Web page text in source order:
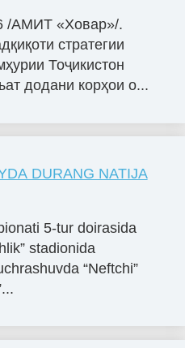
/АМИТ «Ховар»/.
стратегии
Тоҷикистон
додани корҳои о...
DURANG NATIJA
5-tur doirasida
stadionida
“Neftchi”